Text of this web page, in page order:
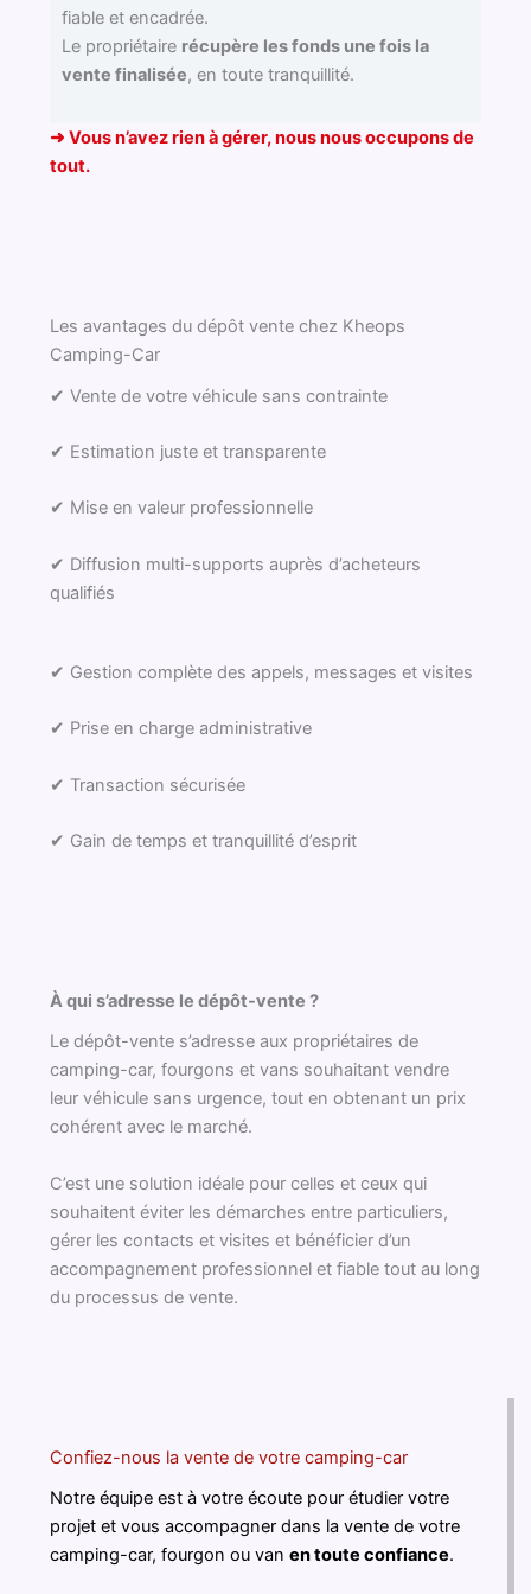
fiable et encadrée.
Le propriétaire récupère les fonds une fois la
vente finalisée, en toute tranquillité.
➜ Vous n’avez rien à gérer, nous nous occupons de
tout.
Les avantages du dépôt vente chez Kheops
Camping-Car
✔ Vente de votre véhicule sans contrainte
✔ Estimation juste et transparente
✔ Mise en valeur professionnelle
✔ Diffusion multi-supports auprès d’acheteurs
qualifiés
✔ Gestion complète des appels, messages et visites
✔ Prise en charge administrative
✔ Transaction sécurisée
✔ Gain de temps et tranquillité d’esprit
À qui s’adresse le dépôt-vente ?
Le dépôt-vente s’adresse aux propriétaires de
camping-car, fourgons et vans souhaitant vendre
leur véhicule sans urgence, tout en obtenant un prix
cohérent avec le marché.
C’est une solution idéale pour celles et ceux qui
souhaitent éviter les démarches entre particuliers,
gérer les contacts et visites et bénéficier d’un
accompagnement professionnel et fiable tout au long
du processus de vente.
Confiez-nous la vente de votre camping-car
Notre équipe est à votre écoute pour étudier votre
projet et vous accompagner dans la vente de votre
camping-car, fourgon ou van en toute confiance.